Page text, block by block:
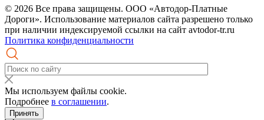
© 2026 Все права защищены. ООО «Автодор-Платные
Дороги». Использование материалов сайта разрешено только
при наличии индексируемой ссылки на сайт avtodor-tr.ru
Политика конфиденциальности
Мы используем файлы cookie.
Подробнее в соглашении.
Принять